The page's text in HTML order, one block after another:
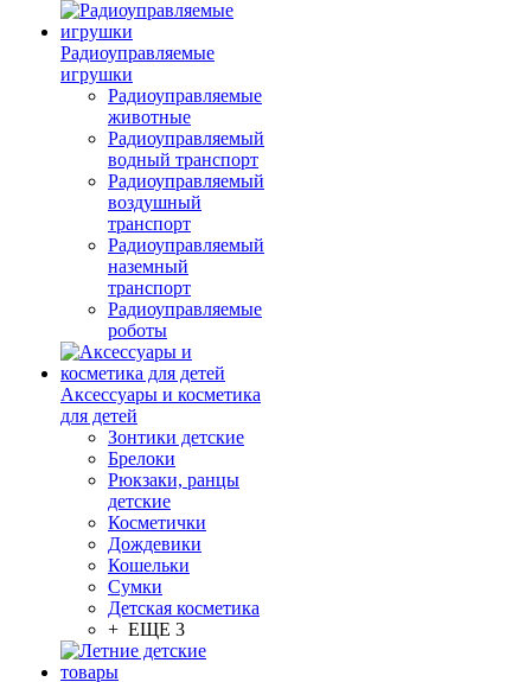
Радиоуправляемые
игрушки
Радиоуправляемые
животные
Радиоуправляемый
водный транспорт
Радиоуправляемый
воздушный
транспорт
Радиоуправляемый
наземный
транспорт
Радиоуправляемые
роботы
Аксессуары и косметика
для детей
Зонтики детские
Брелоки
Рюкзаки, ранцы
детские
Косметички
Дождевики
Кошельки
Сумки
Детская косметика
+ ЕЩЕ 3